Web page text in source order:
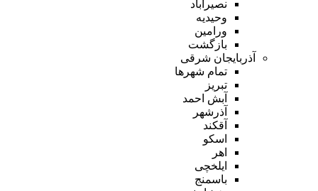
نصیرآباد
وحیدیه
ورامین
بازگشت
آذربایجان شرقی
تمام شهر‌ها
تبریز
آبش احمد
آذرشهر
آقکند
اسکو
اهر
ایلخچی
باسمنج